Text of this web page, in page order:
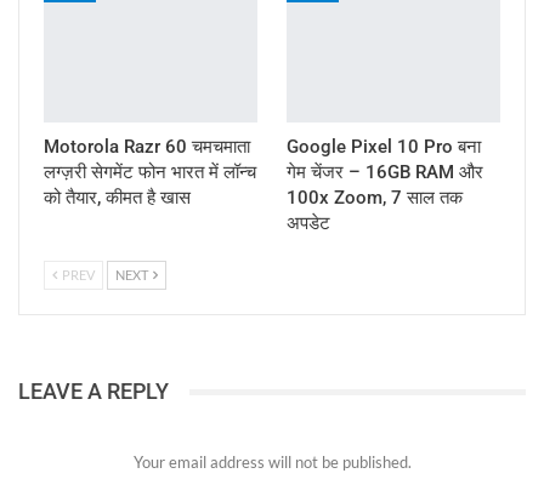
Motorola Razr 60 चमचमाता
लग्ज़री सेगमेंट फोन भारत में लॉन्च
को तैयार, कीमत है खास
Google Pixel 10 Pro बना
गेम चेंजर – 16GB RAM और
100x Zoom, 7 साल तक
अपडेट
PREV NEXT
LEAVE A REPLY
Your email address will not be published.